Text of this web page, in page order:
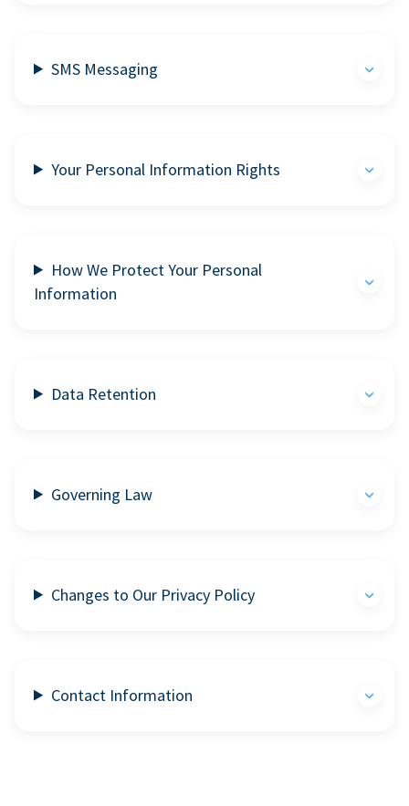
SMS Messaging
Your Personal Information Rights
How We Protect Your Personal
Information
Data Retention
Governing Law
Changes to Our Privacy Policy
Contact Information